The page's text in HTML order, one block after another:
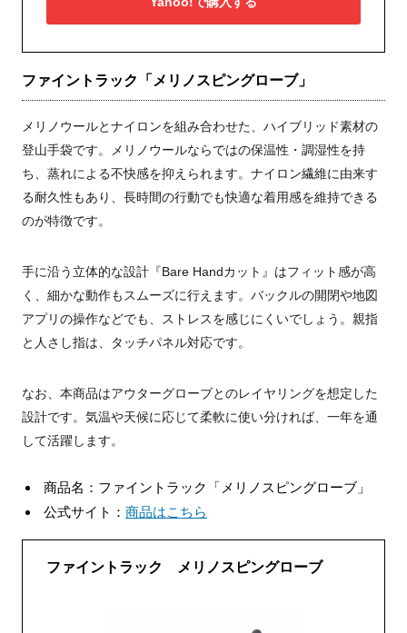
ファイントラック「メリノスピングローブ」
メリノウールとナイロンを組み合わせた、ハイブリッド素材の
登山手袋です。メリノウールならではの保温性・調湿性を持
ち、蒸れによる不快感を抑えられます。ナイロン繊維に由来す
る耐久性もあり、長時間の行動でも快適な着用感を維持できる
のが特徴です。
手に沿う立体的な設計『Bare Handカット』はフィット感が高
く、細かな動作もスムーズに行えます。バックルの開閉や地図
アプリの操作などでも、ストレスを感じにくいでしょう。親指
と人さし指は、タッチパネル対応です。
なお、本商品はアウターグローブとのレイヤリングを想定した
設計です。気温や天候に応じて柔軟に使い分ければ、一年を通
して活躍します。
商品名：ファイントラック「メリノスピングローブ」
公式サイト： 商品はこちら
ファイントラック メリノスピングローブ